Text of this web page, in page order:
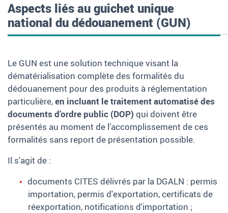
Aspects liés au guichet unique
national du dédouanement (GUN)
Le GUN est une solution technique visant la
dématérialisation complète des formalités du
dédouanement pour des produits à réglementation
particulière,en incluant le traitement automatisé des
documents d’ordre public (DOP) qui doivent être
présentés au moment de l’accomplissement de ces
formalités sans report de présentation possible.
Il s'agit de :
documents CITES délivrés par la DGALN : permis
importation, permis d'exportation, certificats de
réexportation, notifications d'importation ;